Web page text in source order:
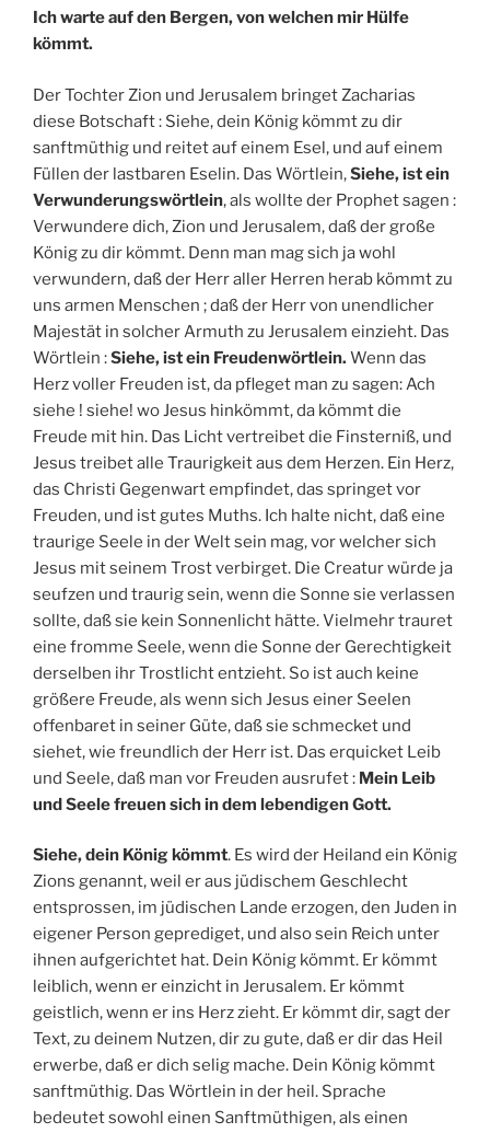
Ich warte auf den Bergen, von welchen mir Hülfe
kömmt.
Der Tochter Zion und Jerusalem bringet Zacharias
diese Botschaft : Siehe, dein König kömmt zu dir
sanftmüthig und reitet auf einem Esel, und auf einem
Füllen der lastbaren Eselin. Das Wörtlein,Siehe, ist ein
Verwunderungswörtlein, als wollte der Prophet sagen :
Verwundere dich, Zion und Jerusalem, daß der große
König zu dir kömmt. Denn man mag sich ja wohl
verwundern, daß der Herr aller Herren herab kömmt zu
uns armen Menschen ; daß der Herr von unendlicher
Majestät in solcher Armuth zu Jerusalem einzieht. Das
Wörtlein :Siehe, ist ein Freudenwörtlein. Wenn das
Herz voller Freuden ist, da pfleget man zu sagen: Ach
siehe ! siehe! wo Jesus hinkömmt, da kömmt die
Freude mit hin. Das Licht vertreibet die Finsterniß, und
Jesus treibet alle Traurigkeit aus dem Herzen. Ein Herz,
das Christi Gegenwart empfindet, das springet vor
Freuden, und ist gutes Muths. Ich halte nicht, daß eine
traurige Seele in der Welt sein mag, vor welcher sich
Jesus mit seinem Trost verbirget. Die Creatur würde ja
seufzen und traurig sein, wenn die Sonne sie verlassen
sollte, daß sie kein Sonnenlicht hätte. Vielmehr trauret
eine fromme Seele, wenn die Sonne der Gerechtigkeit
derselben ihr Trostlicht entzieht. So ist auch keine
größere Freude, als wenn sich Jesus einer Seelen
offenbaret in seiner Güte, daß sie schmecket und
siehet, wie freundlich der Herr ist. Das erquicket Leib
und Seele, daß man vor Freuden ausrufet : Mein Leib
und Seele freuen sich in dem lebendigen Gott.
Siehe, dein König kömmt. Es wird der Heiland ein König
Zions genannt, weil er aus jüdischem Geschlecht
entsprossen, im jüdischen Lande erzogen, den Juden in
eigener Person geprediget, und also sein Reich unter
ihnen aufgerichtet hat. Dein König kömmt. Er kömmt
leiblich, wenn er einzicht in Jerusalem. Er kömmt
geistlich, wenn er ins Herz zieht. Er kömmt dir, sagt der
Text, zu deinem Nutzen, dir zu gute, daß er dir das Heil
erwerbe, daß er dich selig mache. Dein König kömmt
sanftmüthig. Das Wörtlein in der heil. Sprache
bedeutet sowohl einen Sanftmüthigen, als einen